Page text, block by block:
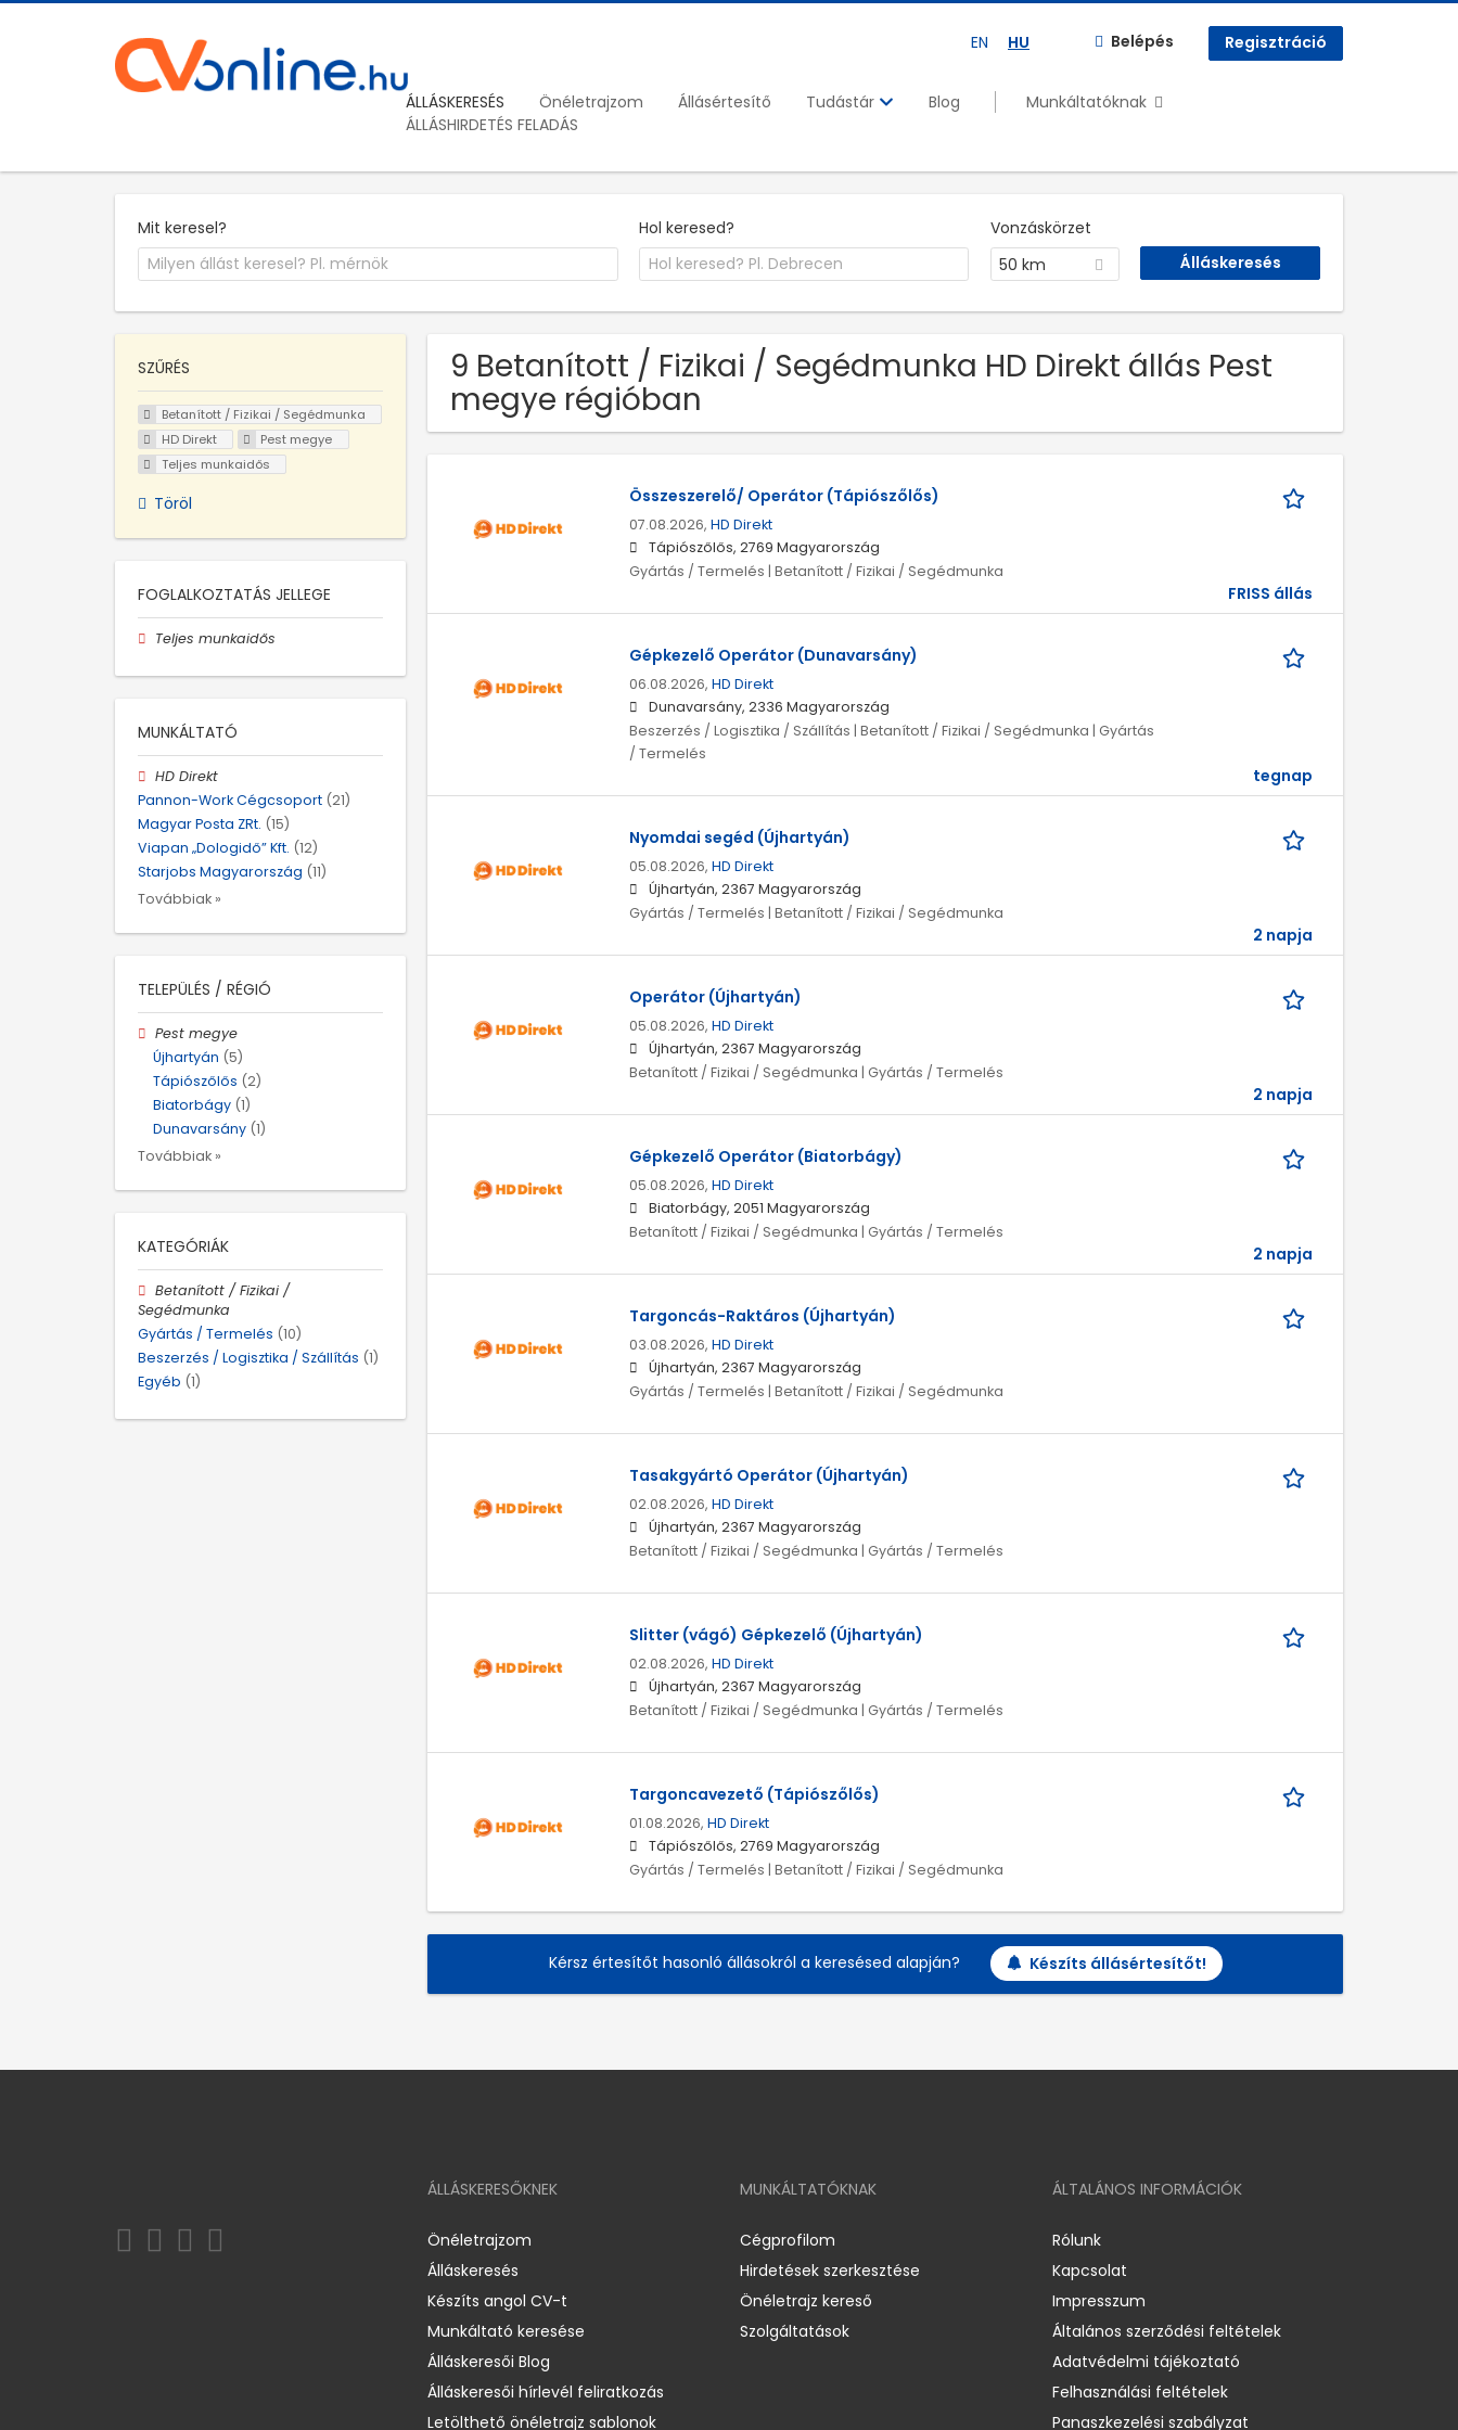
EN HU Belépés Regisztráció
ÁLLÁSKERESÉS Önéletrajzom Állásértesítő Tudástár Blog
Munkáltatóknak
ÁLLÁSHIRDETÉS FELADÁS
Mit keresel? Hol keresed?
Vonzáskörzet
50 km
9 Betanított / Fizikai / Segédmunka HD Direkt állás Pest
megye régióban
Összeszerelő/ Operátor (Tápiószőlős)
07.08.2026, HD Direkt
Tápiószőlős, 2769 Magyarország
Gyártás / Termelés | Betanított / Fizikai / Segédmunka
FRISS állás
Gépkezelő Operátor (Dunavarsány)
06.08.2026, HD Direkt
Dunavarsány, 2336 Magyarország
Beszerzés / Logisztika / Szállítás | Betanított / Fizikai / Segédmunka | Gyártás
/ Termelés
tegnap
Nyomdai segéd (Újhartyán)
05.08.2026, HD Direkt
Újhartyán, 2367 Magyarország
Gyártás / Termelés | Betanított / Fizikai / Segédmunka
2 napja
Operátor (Újhartyán)
05.08.2026, HD Direkt
Újhartyán, 2367 Magyarország
Betanított / Fizikai / Segédmunka | Gyártás / Termelés
2 napja
Gépkezelő Operátor (Biatorbágy)
05.08.2026, HD Direkt
Biatorbágy, 2051 Magyarország
Betanított / Fizikai / Segédmunka | Gyártás / Termelés
2 napja
Targoncás-Raktáros (Újhartyán)
03.08.2026, HD Direkt
Újhartyán, 2367 Magyarország
Gyártás / Termelés | Betanított / Fizikai / Segédmunka
Tasakgyártó Operátor (Újhartyán)
02.08.2026, HD Direkt
Újhartyán, 2367 Magyarország
Betanított / Fizikai / Segédmunka | Gyártás / Termelés
Slitter (vágó) Gépkezelő (Újhartyán)
02.08.2026, HD Direkt
Újhartyán, 2367 Magyarország
Betanított / Fizikai / Segédmunka | Gyártás / Termelés
Targoncavezető (Tápiószőlős)
01.08.2026, HD Direkt
Tápiószőlős, 2769 Magyarország
Gyártás / Termelés | Betanított / Fizikai / Segédmunka
Kérsz értesítőt hasonló állásokról a keresésed alapján? Készíts állásértesítőt!
SZŰRÉS
Betanított / Fizikai / Segédmunka
HD Direkt
Pest megye
Teljes munkaidős
Töröl
FOGLALKOZTATÁS JELLEGE
Teljes munkaidős
MUNKÁLTATÓ
HD Direkt
Pannon-Work Cégcsoport (21)
Magyar Posta ZRt. (15)
Viapan „Dologidő” Kft. (12)
Starjobs Magyarország (11)
Továbbiak »
TELEPÜLÉS / RÉGIÓ
Pest megye
Újhartyán (5)
Tápiószőlős (2)
Biatorbágy (1)
Dunavarsány (1)
Továbbiak »
KATEGÓRIÁK
Betanított / Fizikai /
Segédmunka
Gyártás / Termelés (10)
Beszerzés / Logisztika / Szállítás (1)
Egyéb (1)
ÁLLÁSKERESŐKNEK
Önéletrajzom
Álláskeresés
Készíts angol CV-t
Munkáltató keresése
Álláskeresői Blog
Álláskeresői hírlevél feliratkozás
Letölthető önéletrajz sablonok
MUNKÁLTATÓKNAK
Cégprofilom
Hirdetések szerkesztése
Önéletrajz kereső
Szolgáltatások
ÁLTALÁNOS INFORMÁCIÓK
Rólunk
Kapcsolat
Impresszum
Általános szerződési feltételek
Adatvédelmi tájékoztató
Felhasználási feltételek
Panaszkezelési szabályzat